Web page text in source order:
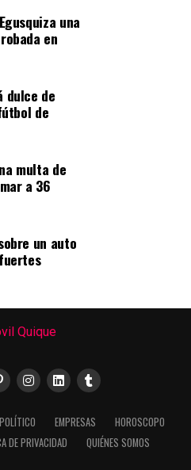
una
en
dulce de
de
multa de
a 36
un auto
EMPRESAS
HOROSCOPO
DE PRIVACIDAD QUIÉNES SOMOS